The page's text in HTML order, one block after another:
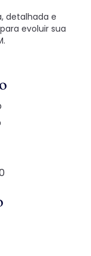
detalhada e
evoluir sua